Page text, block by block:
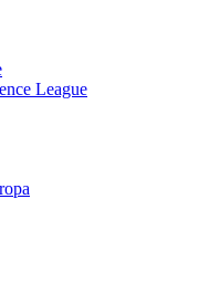
League